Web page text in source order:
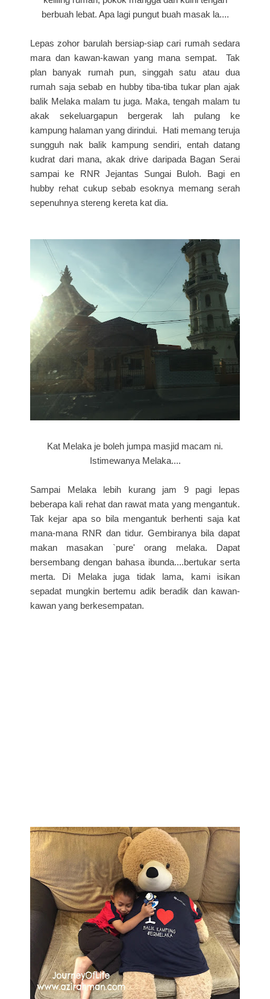
berbuah lebat. Apa lagi pungut buah masak la....
Lepas zohor barulah bersiap-siap cari rumah sedara
mara dan kawan-kawan yang mana sempat. Tak
plan banyak rumah pun, singgah satu atau dua
rumah saja sebab en hubby tiba-tiba tukar plan ajak
balik Melaka malam tu juga. Maka, tengah malam tu
akak sekeluargapun bergerak lah pulang ke
kampung halaman yang dirindui. Hati memang teruja
sungguh nak balik kampung sendiri, entah datang
kudrat dari mana, akak drive daripada Bagan Serai
sampai ke RNR Jejantas Sungai Buloh. Bagi en
hubby rehat cukup sebab esoknya memang serah
sepenuhnya stereng kereta kat dia.
Kat Melaka je boleh jumpa masjid macam ni.
Istimewanya Melaka....
Sampai Melaka lebih kurang jam 9 pagi lepas
beberapa kali rehat dan rawat mata yang mengantuk.
Tak kejar apa so bila mengantuk berhenti saja kat
mana-mana RNR dan tidur. Gembiranya bila dapat
makan masakan `pure' orang melaka. Dapat
bersembang dengan bahasa ibunda....bertukar serta
merta. Di Melaka juga tidak lama, kami isikan
sepadat mungkin bertemu adik beradik dan kawan-
kawan yang berkesempatan.